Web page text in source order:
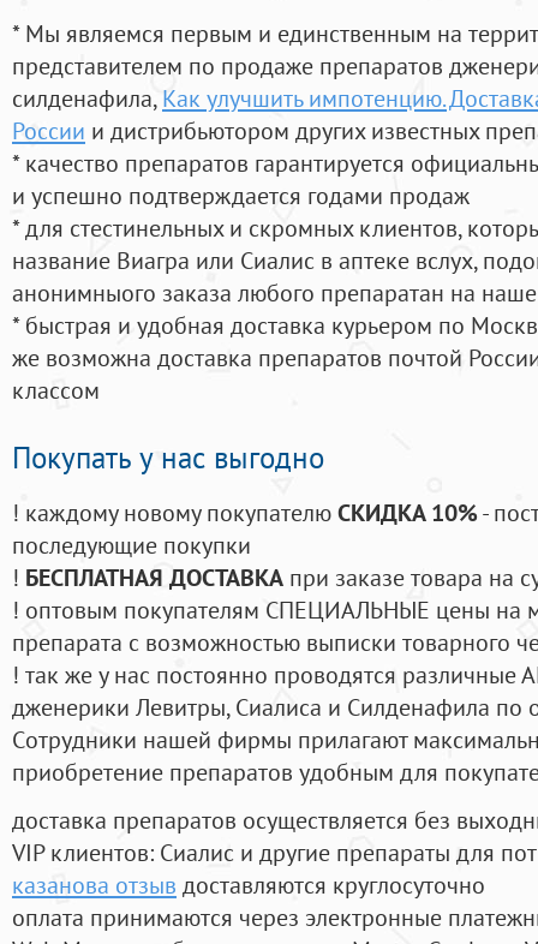
* Мы являемся первым и единственным на
представителем по продаже препаратов
силденафила, Как улучшить импотенцию.
России и дистрибьютором других известных
* качество препаратов гарантируется
и успешно подтверждается годами продаж
* для стестинельных и скромных клиентов,
название Виагра или Сиалис в аптеке вслух,
анонимныого заказа любого препаратан на
* быстрая и удобная доставка курьером по
же возможна доставка препаратов почтой
классом
Покупать у нас выгодно
! каждому новому покупателюСКИДКА 10%-
последующие покупки
! БЕСПЛАТНАЯ ДОСТАВКА при заказе товара на
! оптовым покупателям СПЕЦИАЛЬНЫЕ цены на
препарата с возможностью выписки товарного
! так же у нас постоянно проводятся
дженерики Левитры, Сиалиса и Силденафила по
Cотрудники нашей фирмы прилагают
приобретение препаратов удобным для
доставка препаратов осуществляется без
VIP клиентов: Сиалис и другие препараты для
казанова отзыв доставляются круглосуточно
оплата принимаются через электронные